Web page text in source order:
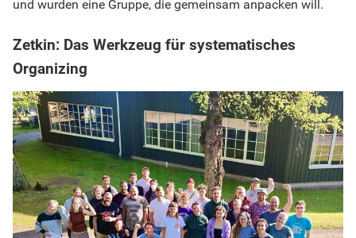
und wurden eine Gruppe, die gemeinsam anpacken will.
Zetkin: Das Werkzeug für systematisches
Organizing